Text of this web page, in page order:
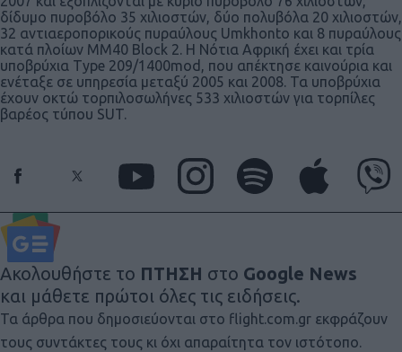
δίδυμο πυροβόλο 35 χιλιοστών, δύο πολυβόλα 20 χιλιοστών,
32 αντιαεροπορικούς πυραύλους Umkhonto και 8 πυραύλους
κατά πλοίων MM40 Block 2. Η Νότια Αφρική έχει και τρία
υποβρύχια Type 209/1400mod, που απέκτησε καινούρια και
ενέταξε σε υπηρεσία μεταξύ 2005 και 2008. Τα υποβρύχια
έχουν οκτώ τορπιλοσωλήνες 533 χιλιοστών για τορπίλες
βαρέος τύπου SUT.
Ακολουθήστε το ΠΤΗΣΗ στο Google News
και μάθετε πρώτοι όλες τις ειδήσεις.
Τα άρθρα που δημοσιεύονται στο flight.com.gr εκφράζουν
τους συντάκτες τους κι όχι απαραίτητα τον ιστότοπο.